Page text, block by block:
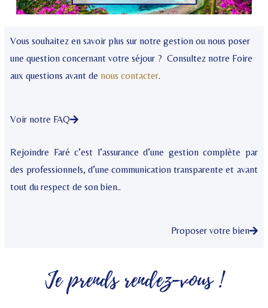
Vous souhaitez en savoir plus sur notre gestion ou nous poser
une question concernant votre séjour ? Consultez notre Foire
aux questions avant de nous contacter.
Voir notre FAQ
Rejoindre Faré c’est l’assurance d’une gestion complète par
des professionnels, d’une communication transparente et avant
tout du respect de son bien..
Proposer votre bien
Je prends rendez-vous !